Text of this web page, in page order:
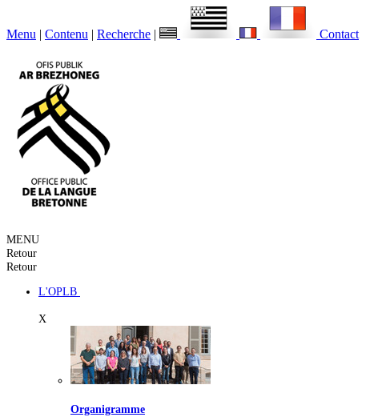
Menu | Contenu | Recherche | Contact
MENU
Retour
Retour
L'OPLB
X
Organigramme